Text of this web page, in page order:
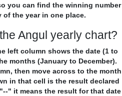
you can find the winning number
the year in one place.
Angul yearly chart?
left column shows the date (1 to
months (January to December).
then move across to the month
in that cell is the result declared
" it means the result for that date